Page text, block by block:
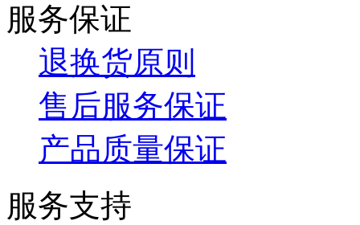
服务保证
退换货原则
售后服务保证
产品质量保证
服务支持